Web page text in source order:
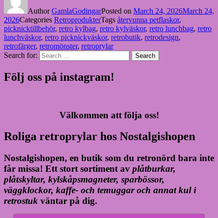
AuthorGamlaGodingarPosted on March 24, 2026March 24,
2026Categories RetroprodukterTags återvunna petflaskor,
picknicktillbehör, retro kylbag, retro kylväskor, retro lunchbag, retro
lunchväskor, retro picknickväskor, retrobutik, retrodesign,
retrofärger, retromönster, retroprylar
Search for:
Search
Följ oss på instagram!
Välkommen att följa oss!
Roliga retroprylar hos Nostalgishopen
Nostalgishopen, en butik som du retronörd bara inte
får missa! Ett stort sortiment av plåtburkar,
plåtskyltar, kylskåpsmagneter, sparbössor,
väggklockor, kaffe- och temuggar och annat kul i
retrostuk väntar på dig.